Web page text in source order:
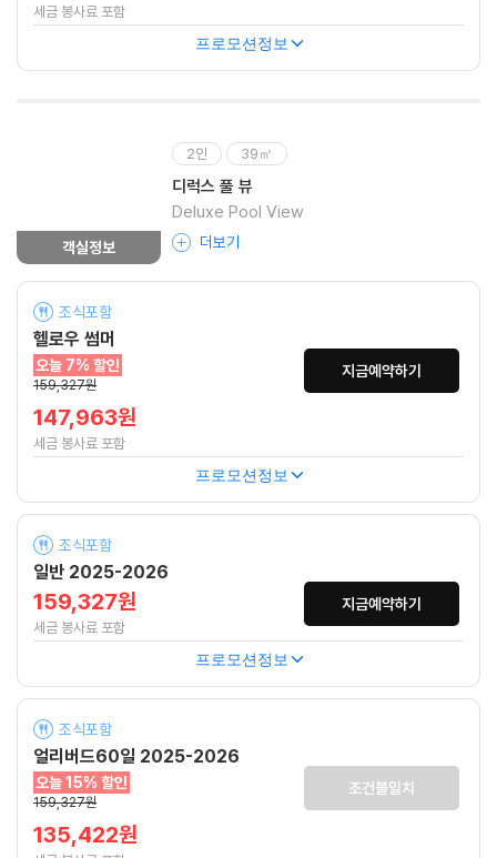
세금 봉사료 포함
프로모션정보
객실정보
2인 39㎡
디럭스 풀 뷰
Deluxe Pool View
더보기
헬로우 썸머
조식포함
오늘 7% 할인
159,327원
147,963원
세금 봉사료 포함
지금예약하기
프로모션정보
일반 2025-2026
조식포함
159,327원
세금 봉사료 포함
지금예약하기
프로모션정보
얼리버드60일 2025-2026
조식포함
오늘 15% 할인
159,327원
135,422원
조건불일치